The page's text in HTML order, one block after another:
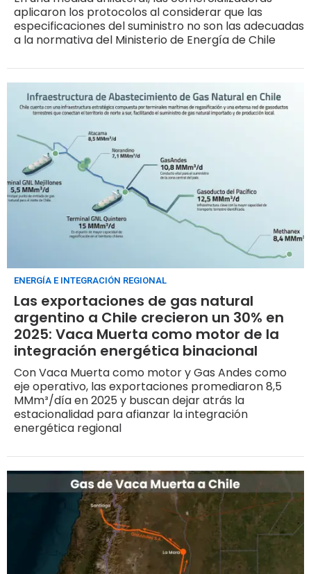
aplicaron los protocolos al considerar que las
especificaciones del suministro no son las adecuadas
a la normativa del Ministerio de Energía de Chile
ENERGÍA E INTEGRACIÓN REGIONAL
Las exportaciones de gas natural
argentino a Chile crecieron un 30% en
2025: Vaca Muerta como motor de la
integración energética binacional
Con Vaca Muerta como motor y Gas Andes como
eje operativo, las exportaciones promediaron 8,5
MMm³/día en 2025 y buscan dejar atrás la
estacionalidad para afianzar la integración
energética regional